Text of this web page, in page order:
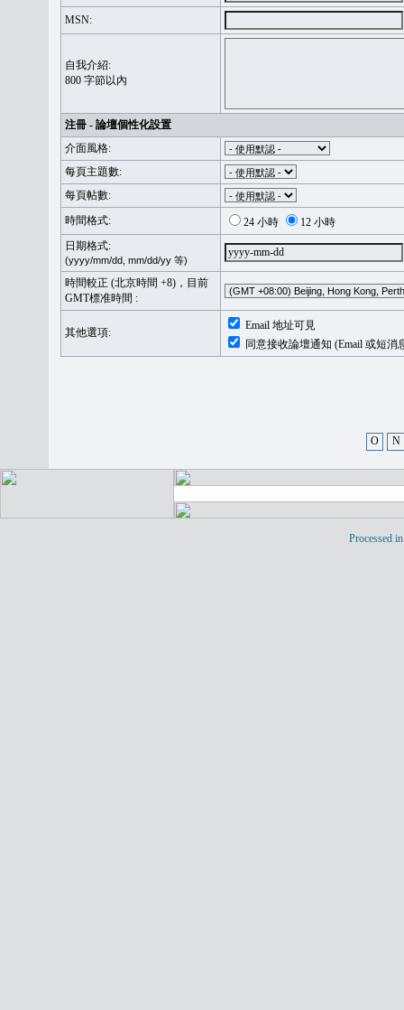
MSN:
自我介紹:
800 字節以內
注冊 - 論壇個性化設置
介面風格:
每頁主題數:
每頁帖數:
時間格式:
24 小時
12 小時
日期格式:
(yyyy/mm/dd, mm/dd/yy 等)
時間較正 (北京時間 +8)，目前
GMT標准時間 :
其他選項:
Email 地址可見
同意接收論壇通知 (Email 或短消
O N
Processed